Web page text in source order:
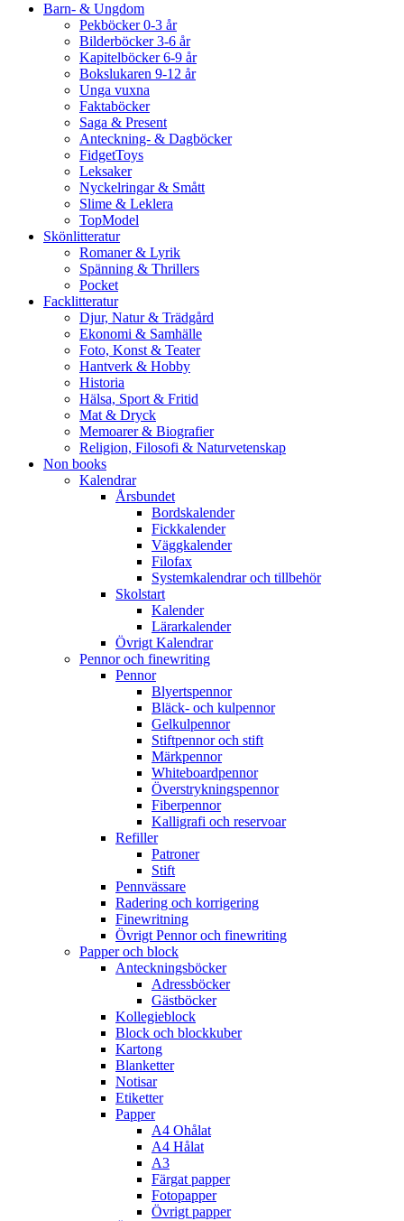
Barn- & Ungdom
Pekböcker 0-3 år
Bilderböcker 3-6 år
Kapitelböcker 6-9 år
Bokslukaren 9-12 år
Unga vuxna
Faktaböcker
Saga & Present
Anteckning- & Dagböcker
FidgetToys
Leksaker
Nyckelringar & Smått
Slime & Leklera
TopModel
Skönlitteratur
Romaner & Lyrik
Spänning & Thrillers
Pocket
Facklitteratur
Djur, Natur & Trädgård
Ekonomi & Samhälle
Foto, Konst & Teater
Hantverk & Hobby
Historia
Hälsa, Sport & Fritid
Mat & Dryck
Memoarer & Biografier
Religion, Filosofi & Naturvetenskap
Non books
Kalendrar
Årsbundet
Bordskalender
Fickkalender
Väggkalender
Filofax
Systemkalendrar och tillbehör
Skolstart
Kalender
Lärarkalender
Övrigt Kalendrar
Pennor och finewriting
Pennor
Blyertspennor
Bläck- och kulpennor
Gelkulpennor
Stiftpennor och stift
Märkpennor
Whiteboardpennor
Överstrykningspennor
Fiberpennor
Kalligrafi och reservoar
Refiller
Patroner
Stift
Pennvässare
Radering och korrigering
Finewritning
Övrigt Pennor och finewriting
Papper och block
Anteckningsböcker
Adressböcker
Gästböcker
Kollegieblock
Block och blockkuber
Kartong
Blanketter
Notisar
Etiketter
Papper
A4 Ohålat
A4 Hålat
A3
Färgat papper
Fotopapper
Övrigt papper